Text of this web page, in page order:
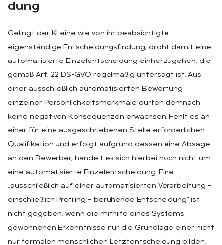
dung
Gelingt der KI eine wie von ihr beabsichtigte
eigenständige Entscheidungsfindung, droht damit eine
automatisierte Einzelentscheidung einherzugehen, die
gemäß Art. 22 DS-GVO regelmäßig untersagt ist. Aus
einer ausschließlich automatisierten Bewertung
einzelner Persönlichkeitsmerkmale dürfen demnach
keine negativen Konsequenzen erwachsen. Fehlt es an
einer für eine ausgeschriebenen Stelle erforderlichen
Qualifikation und erfolgt aufgrund dessen eine Absage
an den Bewerber, handelt es sich hierbei noch nicht um
eine automatisierte Einzelentscheidung. Eine
„ausschließlich auf einer automatisierten Verarbeitung –
einschließlich Profiling – beruhende Entscheidung“ ist
nicht gegeben, wenn die mithilfe eines Systems
gewonnenen Erkenntnisse nur die Grundlage einer nicht
nur formalen menschlichen Letztentscheidung bilden.